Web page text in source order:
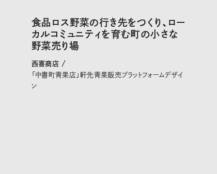
食品ロス野菜の行き先をつくり、ロー
カルコミュニティを育む町の小さな
野菜売り場
西喜商店 /
「中書町青果店」軒先青果販売プラットフォームデザイ
ン